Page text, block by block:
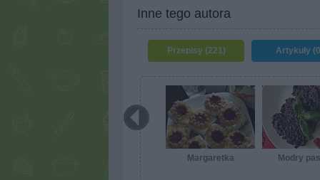
Inne tego autora
Przepisy (221) Artykuły
Margaretka Modry